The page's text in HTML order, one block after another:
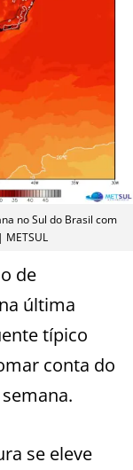
no Sul do Brasil com
de
última
típico
conta do
se eleve